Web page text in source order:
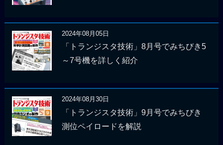
2024年08月05日
「トランジスタ技術」8月号でみちびき5
～7号機を詳しく紹介
2024年08月30日
「トランジスタ技術」9月号でみちびき
測位ペイロードを解説